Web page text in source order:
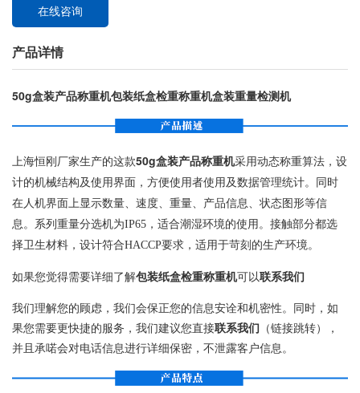
在线咨询
产品详情
50g盒装产品称重机包装纸盒检重称重机盒装重量检测机
上海恒刚厂家生产的这款50g盒装产品称重机采用动态称重算法，设
计的机械结构及使用界面，方便使用者使用及数据管理统计。同时
在人机界面上显示数量、速度、重量、产品信息、状态图形等信
息。系列重量分选机为IP65，适合潮湿环境的使用。接触部分都选
择卫生材料，设计符合HACCP要求，适用于苛刻的生产环境。
如果您觉得需要详细了解包装纸盒检重称重机可以联系我们
我们理解您的顾虑，我们会保正您的信息安诠和机密性。同时，如
果您需要更快捷的服务，我们建议您直接联系我们 （链接跳转），
并且承喏会对电话信息进行详细保密，不泄露客户信息。